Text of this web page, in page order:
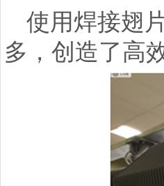
使用焊接翅
多，创造了高